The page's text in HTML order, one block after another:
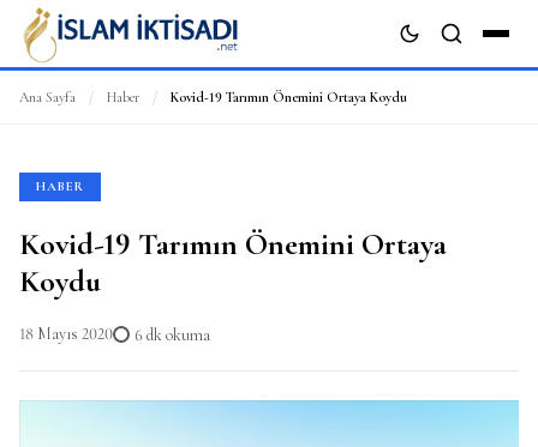
Ana Sayfa / Haber / Kovid-19 Tarımın Önemini Ortaya Koydu
HABER
Kovid-19 Tarımın Önemini Ortaya
Koydu
18 Mayıs 2020 6 dk okuma